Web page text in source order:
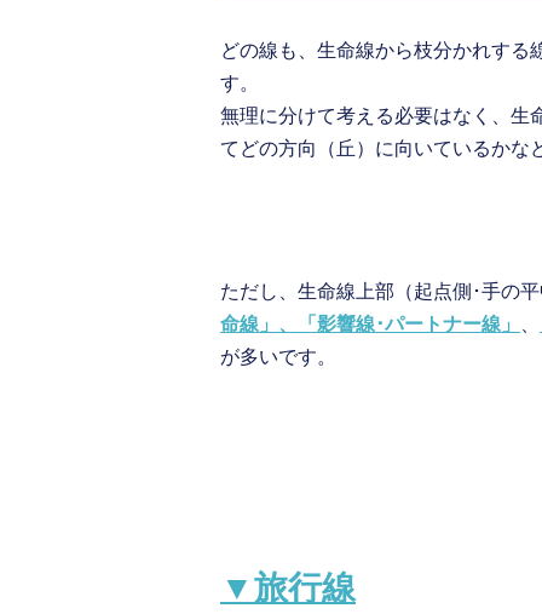
どの線も、生命線から枝分かれする
す。
無理に分けて考える必要はなく、生
てどの方向（丘）に向いているかな
ただし、生命線上部（起点側･手の
命線」、「影響線･パートナー線」
が多いです。
▼旅行線